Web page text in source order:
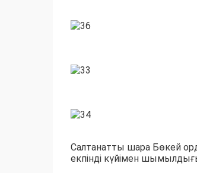
Салтанатты шара Бөкей
екпінді күйімен